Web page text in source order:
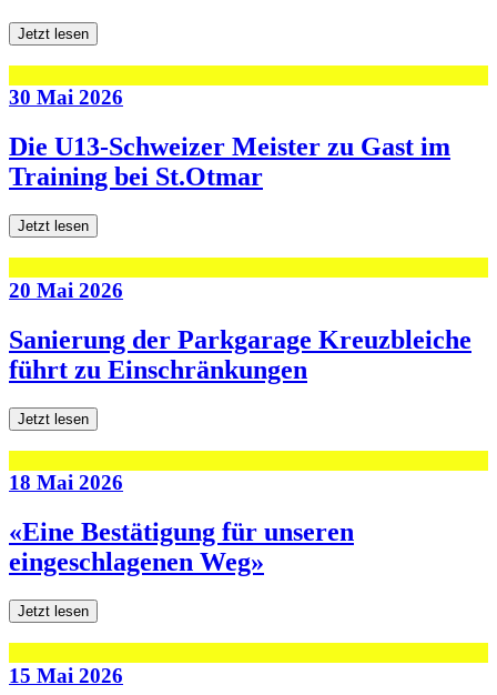
Jetzt lesen
30 Mai 2026
Die U13-Schweizer Meister zu Gast im
Training bei St.Otmar
Jetzt lesen
20 Mai 2026
Sanierung der Parkgarage Kreuzbleiche
führt zu Einschränkungen
Jetzt lesen
18 Mai 2026
«Eine Bestätigung für unseren
eingeschlagenen Weg»
Jetzt lesen
15 Mai 2026